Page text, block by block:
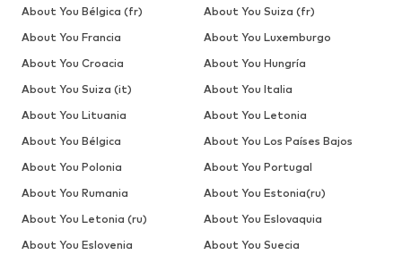
About You Bélgica (fr)
About You Suiza (fr)
About You Francia
About You Luxemburgo
About You Croacia
About You Hungría
About You Suiza (it)
About You Italia
About You Lituania
About You Letonia
About You Bélgica
About You Los Países Bajos
About You Polonia
About You Portugal
About You Rumania
About You Estonia(ru)
About You Letonia (ru)
About You Eslovaquia
About You Eslovenia
About You Suecia